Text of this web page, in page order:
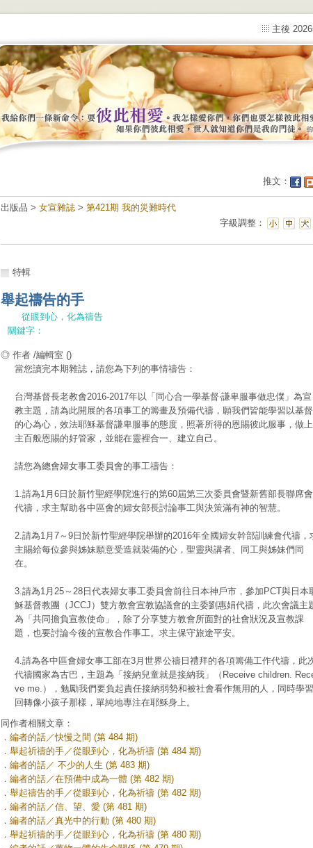
主後
推文：
出版品 > 女宣雜誌 > 第421期 我的災難時代
字級調整：
特輯
舉起禱告的手
從眼到心，化為禱告
關鍵字：
◎ 作者 /編輯室 ()
當您讀完本期雜誌，請您為下列的事情禱告：
台灣基督長老教會2016-2017年以「同心合一學基督‧謙卑服事做忠僕」為宣
教主題，請為此開展的各項事工的籌畫及預備代禱，願我們皆能學習以基督
的心為心，效法耶穌基督謙卑服事的態度，照著所得的恩賜彼此服事，做上
主百般恩賜的好管家，並能在靈裡合一、建立自己。
請您為總會婦女事工委員會的事工禱告：
1.請為1月6日於新竹聖經學院進行的第60屆第三次委員會暨新舊部長聯席會
代禱，求主幫助各中區會的婦女部長討論事工與決策滿有神的智慧。
2.請為1月7～9日於新竹聖經學院舉辦的2016年全國婦女幹部訓練會代禱，
主賜給每位參與姊妹願意受造就裝備的心，聖靈與講者、同工與姊妹們同
在。
3.請為1月25～28日代表婦女事工委員會前往日本神戶市，參加PCT與日本
穌基督教團（JCCJ）雙方教會宣教協議會的主委劉惠娟代禱，此次會議主
為「共同擔負宣教使命」，除了分享雙方教會所面對的社會狀況及宣教課
題，也要討論今後的宣教合作事工。求主保守旅途平安。
4.請為各中區會婦女事工部在3月世界公禱日禮拜的各項籌備工作代禱，此
代禱國家為古巴，主題為「接納兒童就是接納我」（Receive children.
ve me.），勉勵我們要負起責任接納弱勢和被社會看作無用的人，同時學習
回轉像小孩子那樣，單純地專注在耶穌身上。
同作者相關文章：
． 編者的話／快慢之間 (第 484 期)
． 舉起祈禱的手／從眼到心，化為祈禱 (第 484 期)
． 編者的話／ 不少的人生 (第 483 期)
． 編者的話／在預備中成為一體 (第 482 期)
． 舉起禱告的手／從眼到心，化為祈禱 (第 482 期)
． 編者的話／信、望、愛 (第 481 期)
． 編者的話／真光中的行動 (第 480 期)
． 舉起祈禱的手／從眼到心，化為祈禱 (第 480 期)